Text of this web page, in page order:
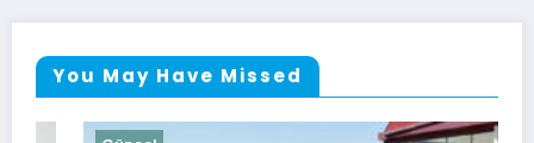
You May Have Missed